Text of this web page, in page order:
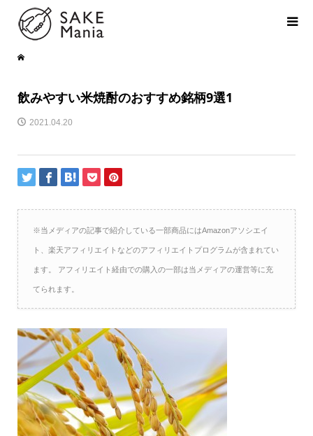
飲みやすい米焼酎のおすすめ銘柄9選1
2021.04.20
※当メディアの記事で紹介している一部商品にはAmazonアソシエイ
ト、楽天アフィリエイトなどのアフィリエイトプログラムが含まれてい
ます。 アフィリエイト経由での購入の一部は当メディアの運営等に充
てられます。